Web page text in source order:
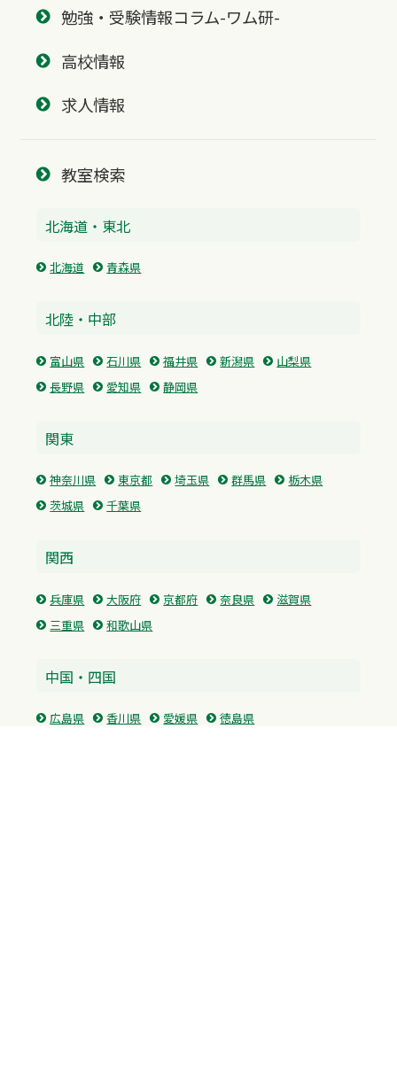
勉強・受験情報コラム-ワム研-
高校情報
求人情報
教室検索
北海道・東北
北海道 青森県
北陸・中部
富山県 石川県 福井県 新潟県
山梨県
長野県
愛知県 静岡県
関東
神奈川県 東京都 埼玉県 群馬県
栃木県
茨城県
千葉県
関西
兵庫県 大阪府 京都府 奈良県
滋賀県
三重県
和歌山県
中国・四国
広島県 香川県 愛媛県 徳島県